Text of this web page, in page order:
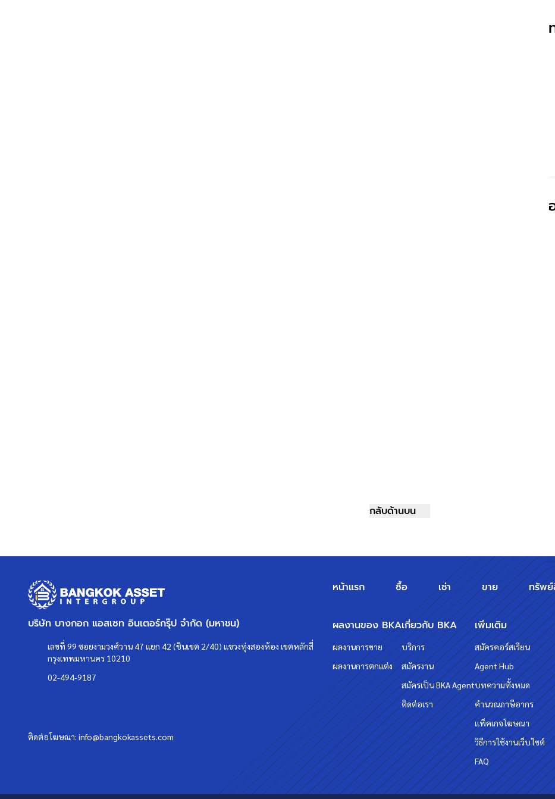
กลับด้านบน
บริษัท บางกอก แอสเซท อินเตอร์กรุ๊ป จำกัด (มหาชน)
เลขที่ 99 ซอยงามวงศ์วาน 47 แยก 42 (ชินเขต 2/40) แขวงทุ่งสองห้อง เขตหลักสี่
กรุงเทพมหานคร 10210
02-494-9187
ติดต่อโฆษณา: info@bangkokassets.com
หน้าแรก ซื้อ เช่า ขาย ทรัพย์
ผลงานของ BKA
ผลงานการขาย
ผลงานการตกแต่ง
เกี่ยวกับ BKA
บริการ
สมัครงาน
สมัครเป็น BKA Agent
ติดต่อเรา
เพิ่มเติม
สมัครคอร์สเรียน
Agent Hub
บทความทั้งหมด
คำนวณภาษีอากร
แพ็คเกจโฆษณา
วิธีการใช้งานเว็บไซต์
FAQ